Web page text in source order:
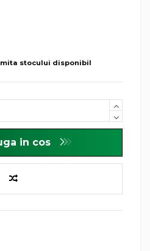
stocului disponibil
in cos